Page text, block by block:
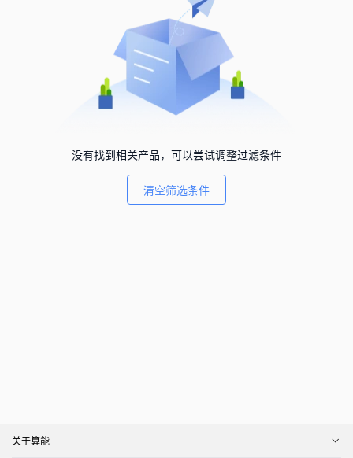
没有找到相关产品，可以尝试调整过滤条件
清空筛选条件
关于算能